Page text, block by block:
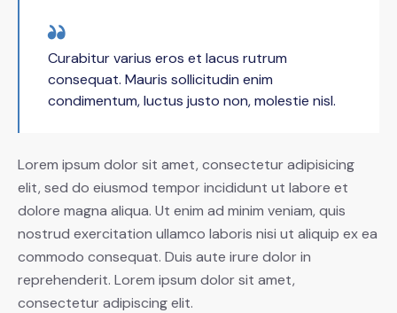
Curabitur varius eros et lacus rutrum
consequat. Mauris sollicitudin enim
condimentum, luctus justo non, molestie nisl.
Lorem ipsum dolor sit amet, consectetur adipisicing
elit, sed do eiusmod tempor incididunt ut labore et
dolore magna aliqua. Ut enim ad minim veniam, quis
nostrud exercitation ullamco laboris nisi ut aliquip ex ea
commodo consequat. Duis aute irure dolor in
reprehenderit. Lorem ipsum dolor sit amet,
consectetur adipiscing elit.